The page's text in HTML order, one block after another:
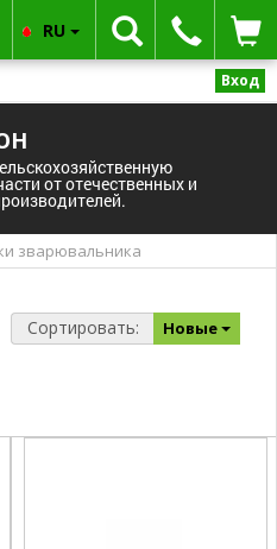
Вход
от отечественных и
RU
зварювальника
Сортировать: Новые